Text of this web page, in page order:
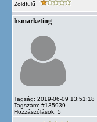
Zöldfülű
hsmarketing
Tagság: 2019-06-09 13:51:18
Tagszám: #135939
Hozzászólások: 5